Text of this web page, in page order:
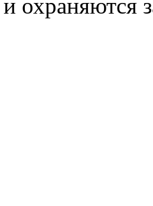
охраняются